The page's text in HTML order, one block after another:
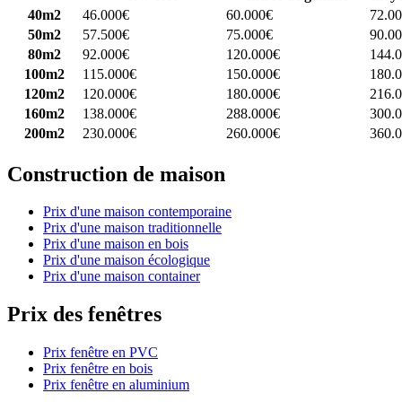
40m2
46.000€ 60.000€
50m2
57.500€ 75.000€
80m2
92.000€ 120.000€
100m2
115.000€ 150.000€
120m2
120.000€ 180.000€
160m2
138.000€ 288.000€
200m2
230.000€ 260.000€
Construction de maison
Prix d'une maison contemporaine
Prix d'une maison traditionnelle
Prix d'une maison en bois
Prix d'une maison écologique
Prix d'une maison container
Prix des fenêtres
Prix fenêtre en PVC
Prix fenêtre en bois
Prix fenêtre en aluminium